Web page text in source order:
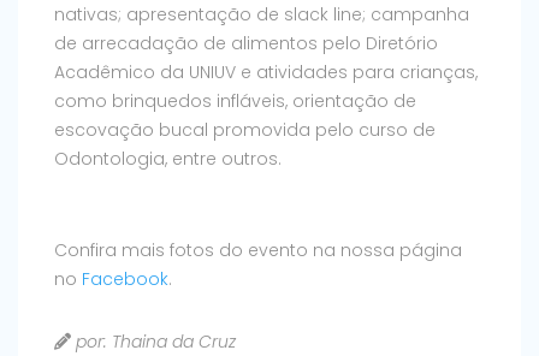
nativas; apresentação de slack line; campanha
de arrecadação de alimentos pelo Diretório
Acadêmico da UNIUV e atividades para crianças,
como brinquedos infláveis, orientação de
escovação bucal promovida pelo curso de
Odontologia, entre outros.
Confira mais fotos do evento na nossa página
no Facebook.
por: Thaina da Cruz